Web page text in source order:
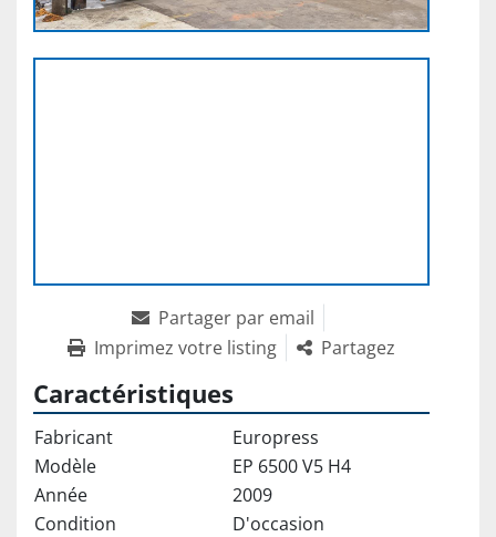
Partager par email
Imprimez votre listing
Partagez
Caractéristiques
Fabricant
Europress
Modèle
EP 6500 V5 H4
Année
2009
Condition
D'occasion